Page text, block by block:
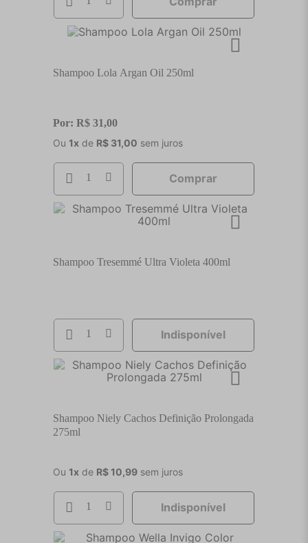
Shampoo Lola Argan Oil 250ml
Por: R$ 31,00
Ou 1x de R$ 31,00 sem juros
Comprar
Shampoo Tresemmé Ultra Violeta 400ml
Indisponível
Shampoo Niely Cachos Definição Prolongada
275ml
Ou 1x de R$10,99 sem juros
Indisponível